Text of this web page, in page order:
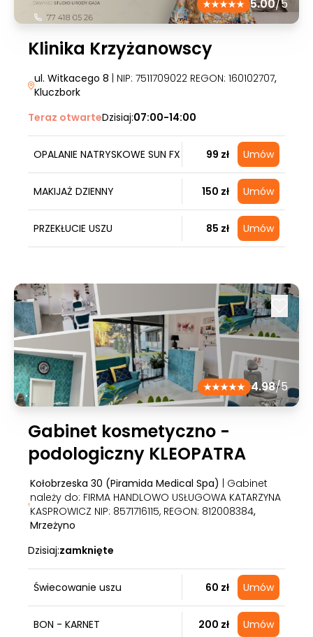
5.00/5
Klinika Krzyżanowscy
ul. Witkacego 8 | NIP: 7511709022 REGON: 160102707,
Kluczbork
Teraz otwarteDzisiaj:07:00-14:00
OPALANIE NATRYSKOWE SUN FX 99 zł Umów
MAKIJAŻ DZIENNY 150 zł Umów
PRZEKŁUCIE USZU 85 zł Umów
4.98/5
Gabinet kosmetyczno -
podologiczny KLEOPATRA
Kołobrzeska 30 (Piramida Medical Spa)
| Gabinet
należy do: FIRMA HANDLOWO USŁUGOWA KATARZYNA
KASPROWICZ NIP: 8571716115, REGON: 812008384,
Mrzeżyno
Dzisiaj:zamknięte
Świecowanie uszu 60 zł Umów
BON - KARNET 200 zł Umów